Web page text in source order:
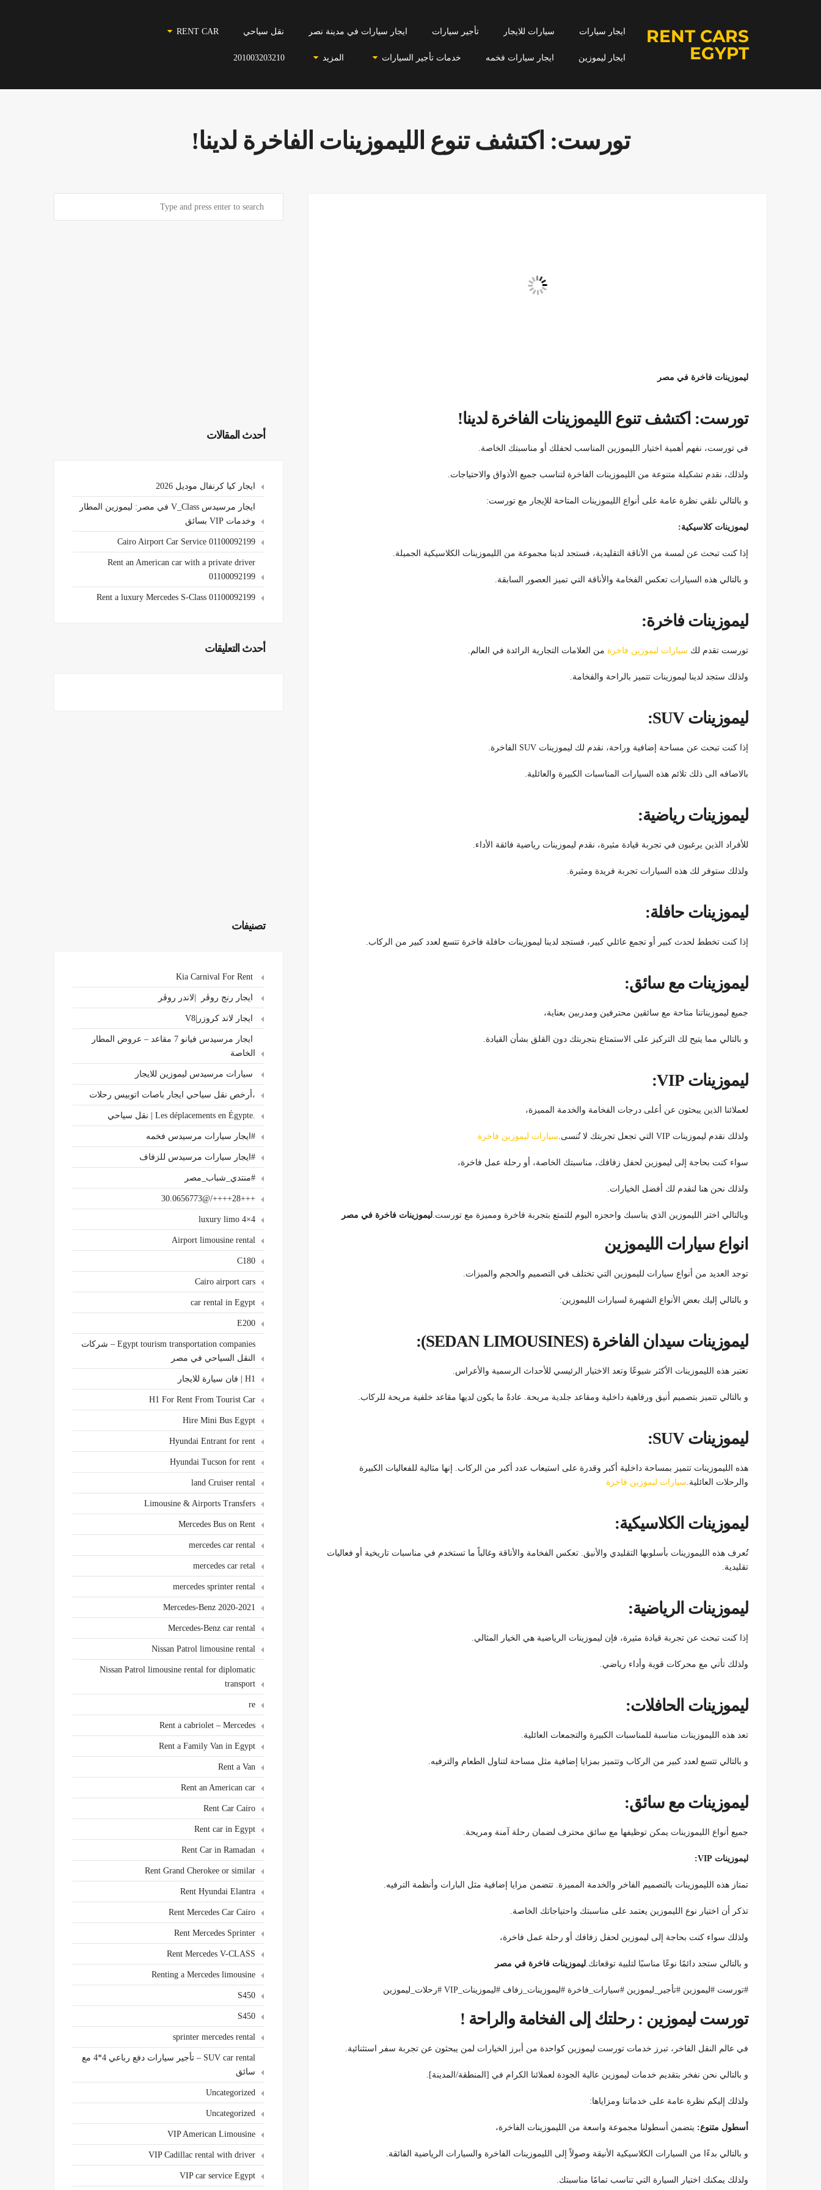
RENT CARS
EGYPT
ايجار سيارات سيارات للايجار تأجير سيارات ايجار سيارات في مدينة نصر نقل سياحي RENT CAR
ايجار ليموزين ايجار سيارات فخمه خدمات تأجير السيارات المزيد 201003203210
تورست: اكتشف تنوع الليموزينات الفاخرة لدينا!
ليموزينات فاخرة في مصر
تورست: اكتشف تنوع الليموزينات الفاخرة لدينا!
في تورست، نفهم أهمية اختيار الليموزين المناسب لحفلك أو مناسبتك الخاصة.
ولذلك، نقدم تشكيلة متنوعة من الليموزينات الفاخرة لتناسب جميع الأذواق والاحتياجات.
و بالتالي نلقي نظرة عامة على أنواع الليموزينات المتاحة للإيجار مع تورست:
ليموزينات كلاسيكية:
إذا كنت تبحث عن لمسة من الأناقة التقليدية، فستجد لدينا مجموعة من الليموزينات الكلاسيكية الجميلة.
و بالتالي هذه السيارات تعكس الفخامة والأناقة التي تميز العصور السابقة.
ليموزينات فاخرة:
تورست تقدم لك سيارات ليموزين فاخرة من العلامات التجارية الرائدة في العالم.
ولذلك ستجد لدينا ليموزينات تتميز بالراحة والفخامة.
ليموزينات SUV:
إذا كنت تبحث عن مساحة إضافية وراحة، نقدم لك ليموزينات SUV الفاخرة.
بالاضافه الى ذلك تلائم هذه السيارات المناسبات الكبيرة والعائلية.
ليموزينات رياضية:
للأفراد الذين يرغبون في تجربة قيادة مثيرة، نقدم ليموزينات رياضية فائقة الأداء.
ولذلك ستوفر لك هذه السيارات تجربة فريدة ومثيرة.
ليموزينات حافلة:
إذا كنت تخطط لحدث كبير أو تجمع عائلي كبير، فستجد لدينا ليموزينات حافلة فاخرة تتسع لعدد كبير من الركاب.
ليموزينات مع سائق:
جميع ليموزيناتنا متاحة مع سائقين محترفين ومدربين بعناية،
و بالتالي مما يتيح لك التركيز على الاستمتاع بتجربتك دون القلق بشأن القيادة.
ليموزينات VIP:
لعملائنا الذين يبحثون عن أعلى درجات الفخامة والخدمة المميزة،
ولذلك نقدم ليموزينات VIP التي تجعل تجربتك لا تُنسى. سيارات ليموزين فاخرة
سواء كنت بحاجة إلى ليموزين لحفل زفافك، مناسبتك الخاصة، أو رحلة عمل فاخرة،
ولذلك نحن هنا لنقدم لك أفضل الخيارات.
وبالتالي اختر الليموزين الذي يناسبك واحجزه اليوم للتمتع بتجربة فاخرة ومميزة مع تورست.ليموزينات فاخرة في مصر
انواع سيارات الليموزين
توجد العديد من أنواع سيارات لليموزين التي تختلف في التصميم والحجم والميزات.
و بالتالي إليك بعض الأنواع الشهيرة لسيارات الليموزين:
ليموزينات سيدان الفاخرة (SEDAN LIMOUSINES):
تعتبر هذه الليموزينات الأكثر شيوعًا وتعد الاختيار الرئيسي للأحداث الرسمية والأعراس.
و بالتالي تتميز بتصميم أنيق ورفاهية داخلية ومقاعد جلدية مريحة. عادةً ما يكون لديها مقاعد خلفية مريحة للركاب.
ليموزينات SUV:
هذه الليموزينات تتميز بمساحة داخلية أكبر وقدرة على استيعاب عدد أكبر من الركاب. إنها مثالية للفعاليات الكبيرة
والرحلات العائلية.سيارات ليموزين فاخرة
ليموزينات الكلاسيكية:
تُعرف هذه الليموزينات بأسلوبها التقليدي والأنيق. تعكس الفخامة والأناقة وغالباً ما تستخدم في مناسبات تاريخية أو فعاليات
تقليدية.
ليموزينات الرياضية:
إذا كنت تبحث عن تجربة قيادة مثيرة، فإن ليموزينات الرياضية هي الخيار المثالي.
ولذلك تأتي مع محركات قوية وأداء رياضي.
ليموزينات الحافلات:
تعد هذه الليموزينات مناسبة للمناسبات الكبيرة والتجمعات العائلية.
و بالتالي تتسع لعدد كبير من الركاب وتتميز بمزايا إضافية مثل مساحة لتناول الطعام والترفيه.
ليموزينات مع سائق:
جميع أنواع الليموزينات يمكن توظيفها مع سائق محترف لضمان رحلة آمنة ومريحة.
ليموزينات VIP:
تمتاز هذه الليموزينات بالتصميم الفاخر والخدمة المميزة. تتضمن مزايا إضافية مثل البارات وأنظمة الترفيه.
تذكر أن اختيار نوع الليموزين يعتمد على مناسبتك واحتياجاتك الخاصة.
ولذلك سواء كنت بحاجة إلى ليموزين لحفل زفافك أو رحلة عمل فاخرة،
و بالتالي ستجد دائمًا نوعًا مناسبًا لتلبية توقعاتك.ليموزينات فاخرة في مصر
#تورست #ليموزين #تأجير_ليموزين #سيارات_فاخرة #ليموزينات_زفاف #ليموزينات_VIP #رحلات_ليموزين
تورست ليموزين : رحلتك إلى الفخامة والراحة !
في عالم النقل الفاخر، تبرز خدمات تورست ليموزين كواحدة من أبرز الخيارات لمن يبحثون عن تجربة سفر استثنائية.
و بالتالي نحن نفخر بتقديم خدمات ليموزين عالية الجودة لعملائنا الكرام في [المنطقة/المدينة].
ولذلك إليكم نظرة عامة على خدماتنا ومزاياها:
أسطول متنوع: يتضمن أسطولنا مجموعة واسعة من الليموزينات الفاخرة،
و بالتالي بدءًا من السيارات الكلاسيكية الأنيقة وصولاً إلى الليموزينات الفاخرة والسيارات الرياضية الفائقة.
ولذلك يمكنك اختيار السيارة التي تناسب تمامًا مناسبتك.
أحدث المقالات
ايجار كيا كرنفال موديل 2026
ايجار مرسيدس V_Class في مصر: ليموزين المطار
وخدمات VIP بسائق
Cairo Airport Car Service 01100092199
Rent an American car with a private driver
01100092199
Rent a luxury Mercedes S-Class 01100092199
أحدث التعليقات
تصنيفات
ايجار رنج روڤر |لاندر روڤر
ايجار لاند كروزر|V8
ايجار مرسيدس فيانو 7 مقاعد – عروض المطار
الخاصة
سيارات مرسيدس ليموزين للايجار
،أرخص نقل سياحي ايجار باصات اتوبيس رحلات
.Les déplacements en Égypte | نقل سياحي
#ايجار سيارات مرسيدس فخمه
#ايجار سيارات مرسيدس للزفاف
#منتدي_شباب_مصر
+++28++++/@30.0656773
4×4 luxury limo
Airport limousine rental
C180
Cairo airport cars
car rental in Egypt
E200
Egypt tourism transportation companies – شركات
النقل السياحي في مصر
H1 | فان سيارة للايجار
H1 For Rent From Tourist Car
Hire Mini Bus Egypt
Hyundai Entrant for rent
Hyundai Tucson for rent
land Cruiser rental
Limousine & Airports Transfers
Mercedes Bus on Rent
mercedes car rental
mercedes car retal
mercedes sprinter rental
Mercedes-Benz 2020-2021
Mercedes-Benz car rental
Nissan Patrol limousine rental
Nissan Patrol limousine rental for diplomatic
transport
re
Rent a cabriolet – Mercedes
Rent a Family Van in Egypt
Rent a Van
Rent an American car
Rent Car Cairo
Rent car in Egypt
Rent Car in Ramadan
Rent Grand Cherokee or similar
Rent Hyundai Elantra
Rent Mercedes Car Cairo
Rent Mercedes Sprinter
Rent Mercedes V-CLASS
Renting a Mercedes limousine
S450
S450
sprinter mercedes rental
SUV car rental – تأجير سيارات دفع رباعي 4*4 مع
سائق
Uncategorized
Uncategorized
VIP American Limousine
VIP Cadillac rental with driver
VIP car service Egypt